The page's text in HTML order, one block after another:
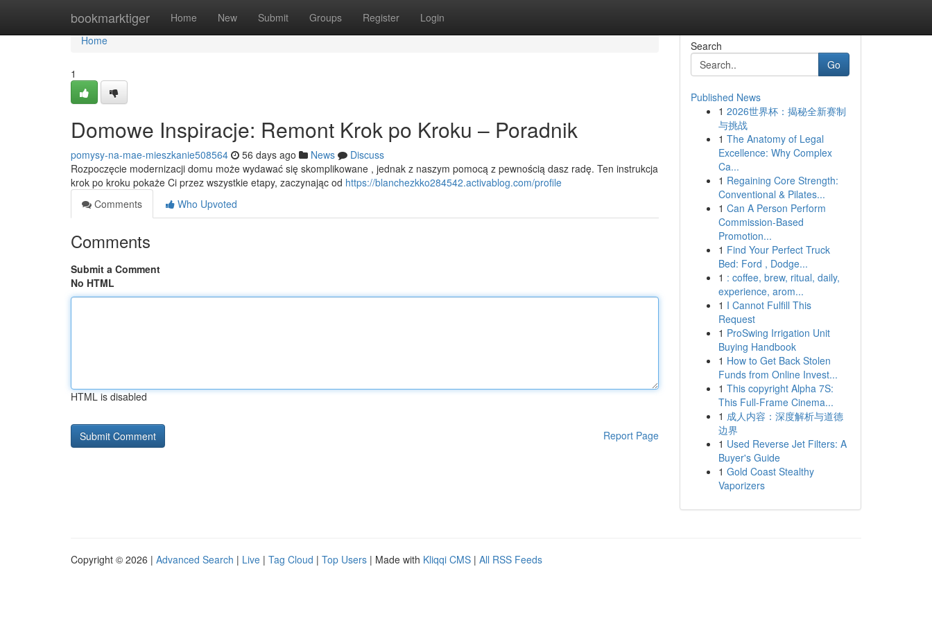
bookmarktiger Home New Submit Groups Register Login
Home
Home
1
Domowe Inspiracje: Remont Krok po Kroku – Poradnik
pomysy-na-mae-mieszkanie508564 56 days ago News
Discuss
Rozpoczęcie modernizacji domu może wydawać się skomplikowane , jednak z naszym pomocą z pewnością dasz radę. Ten instrukcja
krok po kroku pokaże Ci przez wszystkie etapy, zaczynając od https://blanchezkko284542.activablog.com/profile
Comments
Who Upvoted
Comments
Submit a Comment
No HTML
HTML is disabled
Report Page
Search
Go
Published News
1 2026世界杯：揭秘全新赛制
与挑战
1 The Anatomy of Legal
Excellence: Why Complex
Ca...
1 Regaining Core Strength:
Conventional & Pilates...
1 Can A Person Perform
Commission-Based
Promotion...
1 Find Your Perfect Truck
Bed: Ford , Dodge...
1 : coffee, brew, ritual, daily,
experience, arom...
1 I Cannot Fulfill This
Request
1 ProSwing Irrigation Unit
Buying Handbook
1 How to Get Back Stolen
Funds from Online Invest...
1 This copyright Alpha 7S:
This Full-Frame Cinema...
1 成人内容：深度解析与道德
边界
1 Used Reverse Jet Filters: A
Buyer's Guide
1 Gold Coast Stealthy
Vaporizers
Copyright © 2026 | Advanced Search | Live | Tag Cloud | Top Users | Made with Kliqqi CMS | All RSS Feeds